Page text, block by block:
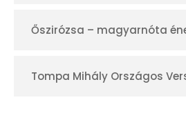
Őszirózsa – magyarnóta
Tompa Mihály Országos